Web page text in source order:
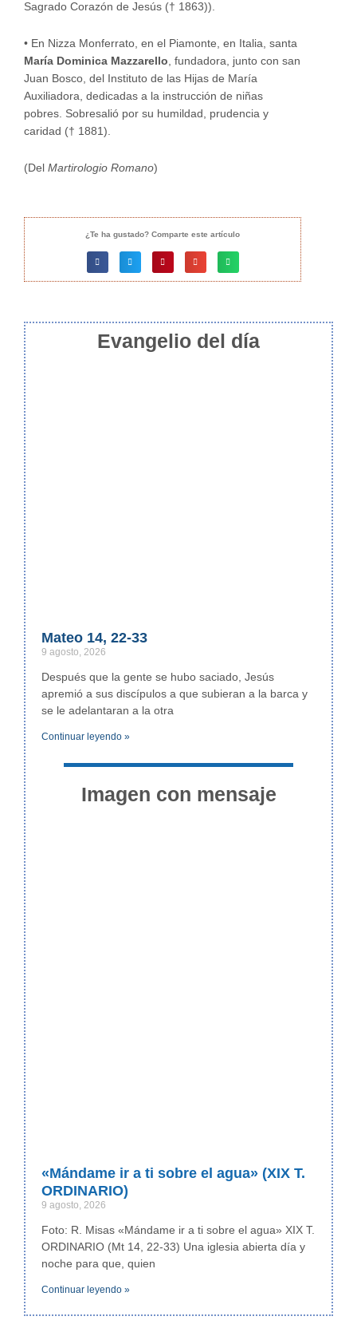
Sagrado Corazón de Jesús († 1863)).
• En Nizza Monferrato, en el Piamonte, en Italia, santa
María Dominica Mazzarello, fundadora, junto con san
Juan Bosco, del Instituto de las Hijas de María
Auxiliadora, dedicadas a la instrucción de niñas
pobres. Sobresalió por su humildad, prudencia y
caridad († 1881).
(Del Martirologio Romano)
¿Te ha gustado? Comparte este artículo
Evangelio del día
Mateo 14, 22-33
9 agosto, 2026
Después que la gente se hubo saciado, Jesús
apremió a sus discípulos a que subieran a la barca y
se le adelantaran a la otra
Continuar leyendo »
Imagen con mensaje
«Mándame ir a ti sobre el agua» (XIX T.
ORDINARIO)
9 agosto, 2026
Foto: R. Misas «Mándame ir a ti sobre el agua» XIX T.
ORDINARIO (Mt 14, 22-33) Una iglesia abierta día y
noche para que, quien
Continuar leyendo »